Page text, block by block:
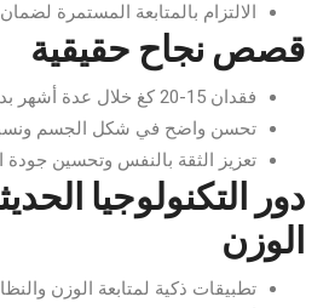
الالتزام بالمتابعة المستمرة
قصص نجاح حقيقية
فقدان 15-20 كغ خلال عدة أشهر بدون جراحة
تحسن واضح في شكل الجسم
تعزيز الثقة بالنفس وتحسين جودة
دور التكنولوجيا
الوزن
تطبيقات ذكية لمتابعة الوزن